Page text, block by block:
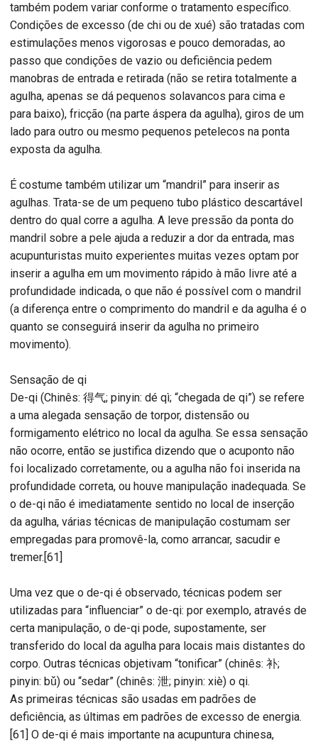
também podem variar conforme o tratamento específico.
Condições de excesso (de chi ou de xué) são tratadas com
estimulações menos vigorosas e pouco demoradas, ao
passo que condições de vazio ou deficiência pedem
manobras de entrada e retirada (não se retira totalmente a
agulha, apenas se dá pequenos solavancos para cima e
para baixo), fricção (na parte áspera da agulha), giros de um
lado para outro ou mesmo pequenos petelecos na ponta
exposta da agulha.
É costume também utilizar um “mandril” para inserir as
agulhas. Trata-se de um pequeno tubo plástico descartável
dentro do qual corre a agulha. A leve pressão da ponta do
mandril sobre a pele ajuda a reduzir a dor da entrada, mas
acupunturistas muito experientes muitas vezes optam por
inserir a agulha em um movimento rápido à mão livre até a
profundidade indicada, o que não é possível com o mandril
(a diferença entre o comprimento do mandril e da agulha é o
quanto se conseguirá inserir da agulha no primeiro
movimento).
Sensação de qi
De-qi (Chinês: 得气; pinyin: dé qì; “chegada de qi”) se refere
a uma alegada sensação de torpor, distensão ou
formigamento elétrico no local da agulha. Se essa sensação
não ocorre, então se justifica dizendo que o acuponto não
foi localizado corretamente, ou a agulha não foi inserida na
profundidade correta, ou houve manipulação inadequada. Se
o de-qi não é imediatamente sentido no local de inserção
da agulha, várias técnicas de manipulação costumam ser
empregadas para promovê-la, como arrancar, sacudir e
tremer.[61]
Uma vez que o de-qi é observado, técnicas podem ser
utilizadas para “influenciar” o de-qi: por exemplo, através de
certa manipulação, o de-qi pode, supostamente, ser
transferido do local da agulha para locais mais distantes do
corpo. Outras técnicas objetivam “tonificar” (chinês: 补;
pinyin: bǔ) ou “sedar” (chinês: 泄; pinyin: xiè) o qi.
As primeiras técnicas são usadas em padrões de
deficiência, as últimas em padrões de excesso de energia.
[61] O de-qi é mais importante na acupuntura chinesa,